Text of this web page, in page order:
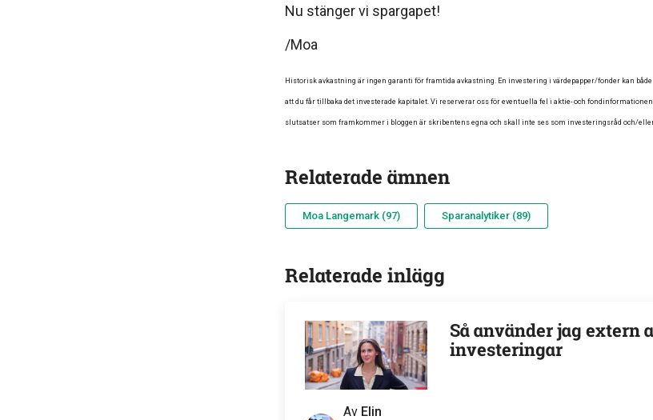
Nu stänger vi spargapet!
/Moa
Historisk avkastning är ingen garanti för framtida avkastning. En investering i värdepapper/fonder kan
att du får tillbaka det investerade kapitalet. Vi reserverar oss för eventuella fel i aktie- och
slutsatser som framkommer i bloggen är skribentens egna och skall inte ses som investeringsråd och/
Relaterade ämnen
Moa Langemark (97) Sparanalytiker (89)
Relaterade inlägg
Av Elin
Så använder jag extern
investeringar